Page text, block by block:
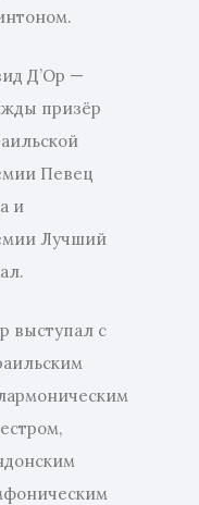
Д’Ор —
призёр
Певец
и
Лучший
выступал с